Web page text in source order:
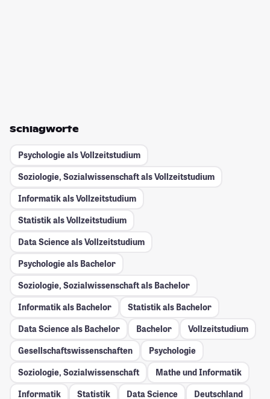
Schlagworte
Psychologie als Vollzeitstudium
Soziologie, Sozialwissenschaft als Vollzeitstudium
Informatik als Vollzeitstudium
Statistik als Vollzeitstudium
Data Science als Vollzeitstudium
Psychologie als Bachelor
Soziologie, Sozialwissenschaft als Bachelor
Informatik als Bachelor
Statistik als Bachelor
Data Science als Bachelor
Bachelor
Vollzeitstudium
Gesellschafts­wissenschaften
Psychologie
Soziologie, Sozialwissenschaft
Mathe und Informatik
Informatik
Statistik Data Science
Deutschland